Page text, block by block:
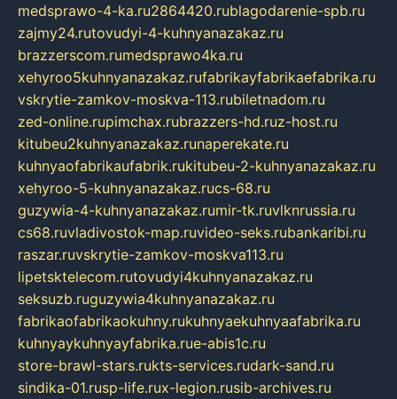
medsprawo-4-ka.ru2864420.rublagodarenie-spb.ru
zajmy24.rutovudyi-4-kuhnyanazakaz.ru
brazzerscom.rumedsprawo4ka.ru
xehyroo5kuhnyanazakaz.rufabrikayfabrikaefabrika.ru
vskrytie-zamkov-moskva-113.rubiletnadom.ru
zed-online.rupimchax.rubrazzers-hd.ruz-host.ru
kitubeu2kuhnyanazakaz.runaperekate.ru
kuhnyaofabrikaufabrik.rukitubeu-2-kuhnyanazakaz.ru
xehyroo-5-kuhnyanazakaz.rucs-68.ru
guzywia-4-kuhnyanazakaz.rumir-tk.ruvlknrussia.ru
cs68.ruvladivostok-map.ruvideo-seks.rubankaribi.ru
raszar.ruvskrytie-zamkov-moskva113.ru
lipetsktelecom.rutovudyi4kuhnyanazakaz.ru
seksuzb.ruguzywia4kuhnyanazakaz.ru
fabrikaofabrikaokuhny.rukuhnyaekuhnyaafabrika.ru
kuhnyaykuhnyayfabrika.rue-abis1c.ru
store-brawl-stars.rukts-services.rudark-sand.ru
sindika-01.rusp-life.rux-legion.rusib-archives.ru